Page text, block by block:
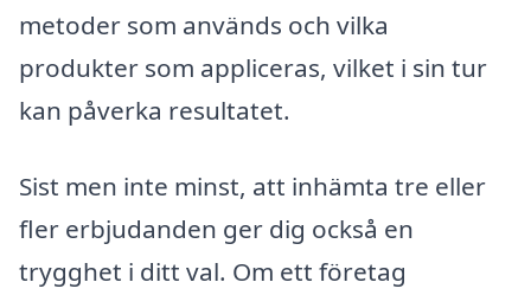
metoder som används och vilka
produkter som appliceras, vilket i sin tur
kan påverka resultatet.
Sist men inte minst, att inhämta tre eller
fler erbjudanden ger dig också en
trygghet i ditt val. Om ett företag